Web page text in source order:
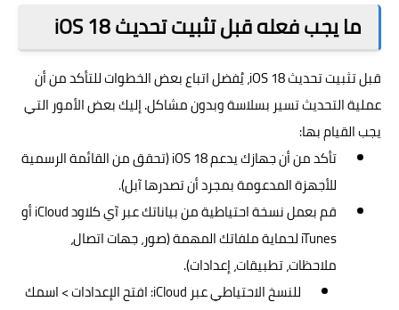
ما يجب فعله قبل تثبيت تحديث iOS 18
قبل تثبيت تحديث iOS 18، يُفضل اتباع بعض الخطوات للتأكد من أن
عملية التحديث تسير بسلاسة وبدون مشاكل. إليك بعض الأمور التي
يجب القيام بها:
تأكد من أن جهازك يدعم iOS 18 (تحقق من القائمة الرسمية
للأجهزة المدعومة بمجرد أن تصدرها آبل).
قم بعمل نسخة احتياطية من بياناتك عبر آي كلاود iCloud أو
iTunes لحماية ملفاتك المهمة (صور، جهات اتصال،
ملاحظات، تطبيقات، إعدادات).
للنسخ الاحتياطي عبر iCloud: افتح الإعدادات > اسمك